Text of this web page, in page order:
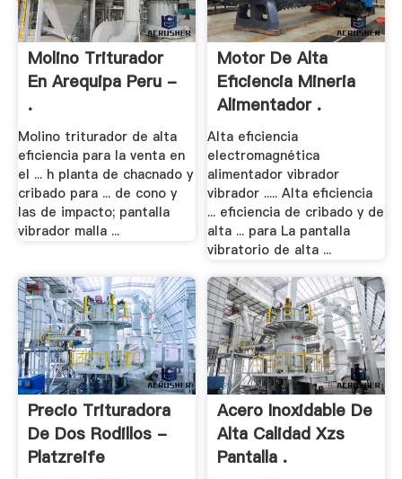
Molino Triturador
En Arequipa Peru -
.
Molino triturador de alta
eficiencia para la venta en
el ... h planta de chacnado y
cribado para ... de cono y
las de impacto; pantalla
vibrador malla ...
Motor De Alta
Eficiencia Mineria
Alimentador .
Alta eficiencia
electromagnética
alimentador vibrador
vibrador ..... Alta eficiencia
... eficiencia de cribado y de
alta ... para La pantalla
vibratorio de alta ...
Precio Trituradora
De Dos Rodillos -
Platzreife
Acero Inoxidable De
Alta Calidad Xzs
Pantalla .